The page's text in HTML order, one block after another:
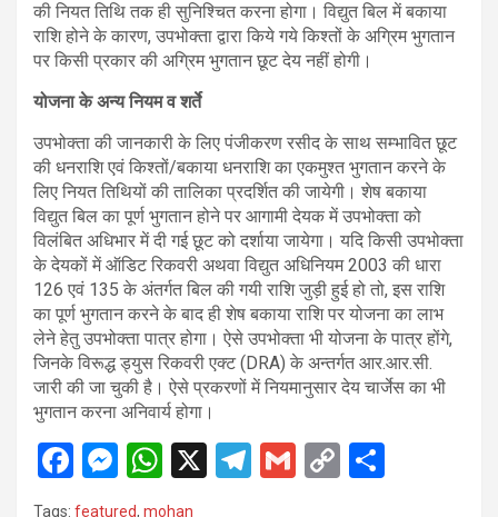
की नियत तिथि तक ही सुनिश्चित करना होगा। विद्युत बिल में बकाया
राशि होने के कारण, उपभोक्ता द्वारा किये गये किश्तों के अग्रिम भुगतान
पर किसी प्रकार की अग्रिम भुगतान छूट देय नहीं होगी।
योजना के अन्य नियम व शर्ते
उपभोक्ता की जानकारी के लिए पंजीकरण रसीद के साथ सम्भावित छूट
की धनराशि एवं किश्तों/बकाया धनराशि का एकमुश्त भुगतान करने के
लिए नियत तिथियों की तालिका प्रदर्शित की जायेगी। शेष बकाया
विद्युत बिल का पूर्ण भुगतान होने पर आगामी देयक में उपभोक्ता को
विलंबित अधिभार में दी गई छूट को दर्शाया जायेगा। यदि किसी उपभोक्ता
के देयकों में ऑडिट रिकवरी अथवा विद्युत अधिनियम 2003 की धारा
126 एवं 135 के अंतर्गत बिल की गयी राशि जुड़ी हुई हो तो, इस राशि
का पूर्ण भुगतान करने के बाद ही शेष बकाया राशि पर योजना का लाभ
लेने हेतु उपभोक्ता पात्र होगा। ऐसे उपभोक्ता भी योजना के पात्र होंगे,
जिनके विरूद्ध ड्युस रिकवरी एक्ट (DRA) के अन्तर्गत आर.आर.सी.
जारी की जा चुकी है। ऐसे प्रकरणों में नियमानुसार देय चार्जेस का भी
भुगतान करना अनिवार्य होगा।
F
a
M
es
W
h
X
T
G
C
Tags: featured, mohan